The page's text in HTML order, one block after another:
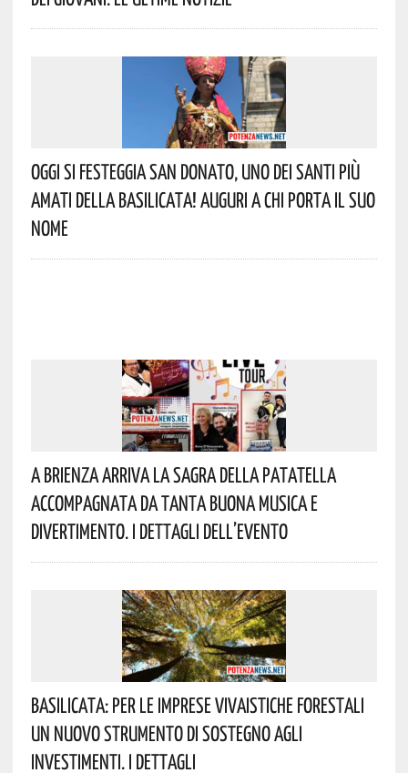
Oggi Si Festeggia San Donato, Uno Dei Santi Più
Amati Della Basilicata! Auguri A Chi Porta Il Suo
Nome
A Brienza Arriva La Sagra Della Patatella
Accompagnata Da Tanta Buona Musica E
Divertimento. I Dettagli Dell’evento
Basilicata: Per Le Imprese Vivaistiche Forestali
Un Nuovo Strumento Di Sostegno Agli
Investimenti. I Dettagli